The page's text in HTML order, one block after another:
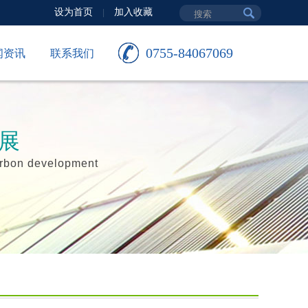
设为首页 加入收藏
0755-84067069
资讯 联系我们
development